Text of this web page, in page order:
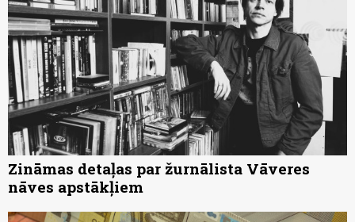
Zināmas detaļas par žurnālista Vāveres
nāves apstākļiem